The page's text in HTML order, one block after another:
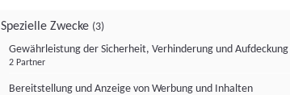
Spezielle Zwecke (3)
Gewährleistung der Sicherheit, Verhinderung und
2 Partner
Bereitstellung und Anzeige von Werbung und Inhalten